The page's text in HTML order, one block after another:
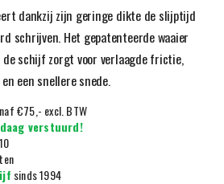
dankzij zijn geringe dikte de slijptijd
schrijven. Het gepatenteerde waaier
de schijf zorgt voor verlaagde frictie,
een snellere snede.
€75,- excl. BTW
verstuurd!
sinds 1994